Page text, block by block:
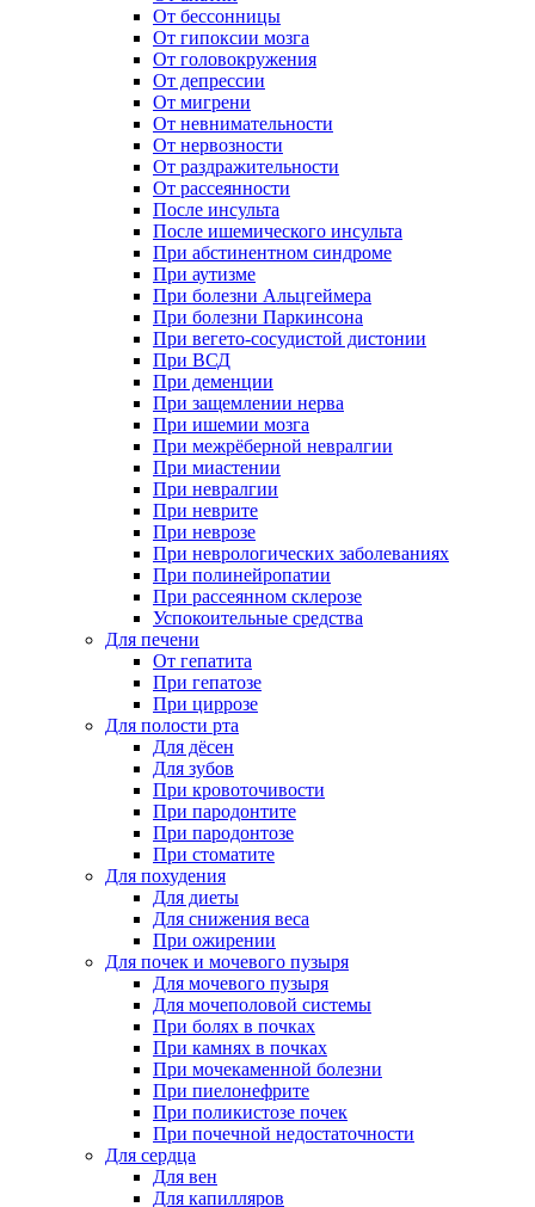
От бессонницы
От гипоксии мозга
От головокружения
От депрессии
От мигрени
От невнимательности
От нервозности
От раздражительности
От рассеянности
После инсульта
После ишемического инсульта
При абстинентном синдроме
При аутизме
При болезни Альцгеймера
При болезни Паркинсона
При вегето-сосудистой дистонии
При ВСД
При деменции
При защемлении нерва
При ишемии мозга
При межрёберной невралгии
При миастении
При невралгии
При неврите
При неврозе
При неврологических заболеваниях
При полинейропатии
При рассеянном склерозе
Успокоительные средства
Для печени
От гепатита
При гепатозе
При циррозе
Для полости рта
Для дёсен
Для зубов
При кровоточивости
При пародонтите
При пародонтозе
При стоматите
Для похудения
Для диеты
Для снижения веса
При ожирении
Для почек и мочевого пузыря
Для мочевого пузыря
Для мочеполовой системы
При болях в почках
При камнях в почках
При мочекаменной болезни
При пиелонефрите
При поликистозе почек
При почечной недостаточности
Для сердца
Для вен
Для капилляров